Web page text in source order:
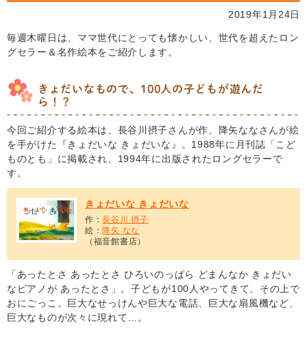
2019年1月24日
毎週木曜日は、ママ世代にとっても懐かしい、世代を超えたロン
グセラー＆名作絵本をご紹介します。
きょだいなもので、100人の子どもが遊んだ
ら！？
今回ご紹介する絵本は、長谷川摂子さんが作、降矢ななさんが絵
を手がけた『きょだいな きょだいな』。1988年に月刊誌「こど
ものとも」に掲載され、1994年に出版されたロングセラーで
す。
きょだいな きょだいな
作：長谷川 摂子
絵：降矢 なな
（福音館書店）
「あったとさ あったとさ ひろいのっぱら どまんなか きょだい
なピアノが あったとさ」。子どもが100人やってきて、その上で
おにごっこ。巨大なせっけんや巨大な電話、巨大な扇風機など、
巨大なものが次々に現れて…。